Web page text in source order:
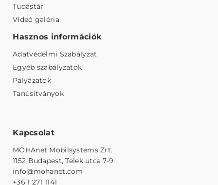
Tudástár
Videó galéria
Hasznos információk
Adatvédelmi Szabályzat
Egyéb szabályzatok
Pályázatok
Tanúsítványok
Kapcsolat
MOHAnet Mobilsystems Zrt.
1152 Budapest, Telek utca 7-9.
info@mohanet.com
+36 1 271 1141